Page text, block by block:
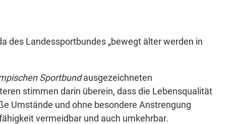
des Landessportbundes „bewegt älter werden in
Sportbundausgezeichneten
stimmen darin überein, dass die Lebensqualität
Umstände und ohne besondere Anstrengung
vermeidbar und auch umkehrbar.